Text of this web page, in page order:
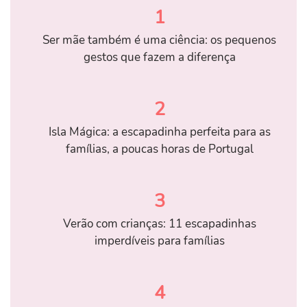
1
Ser mãe também é uma ciência: os pequenos
gestos que fazem a diferença
2
Isla Mágica: a escapadinha perfeita para as
famílias, a poucas horas de Portugal
3
Verão com crianças: 11 escapadinhas
imperdíveis para famílias
4